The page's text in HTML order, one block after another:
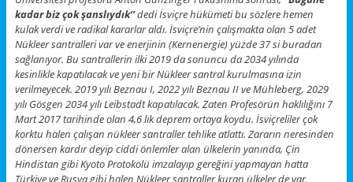
kadar biz çok şanslıydık’’dedi İsviçre hükümeti bu sözlere hemen
kulak verdi ve radikal kararlar aldı. İsviçre’nin çalışmakta olan 5 adet
Nükleer santralleri var ve enerjinin (Kernenergie) yüzde 37 si buradan
sağlanıyor. Bu santrallerin ilki 2019 da sonuncu da 2034 yılında
kesinlikle kapatılacak ve yeni bir Nükleer santral kurulmasına izin
verilmeyecek. 2019 yılı Beznau I, 2022 yılı Beznau II ve Mühleberg, 2029
yılı Gösgen 2034 yılı Leibstadt kapatılacak. Zaten Profesörün haklılığını 7
Mart 2017 tarihinde olan 4,6 lık deprem ortaya koydu. İsviçreliler çok
korktu halen çalışan nükleer santraller tehlike atlattı. Zararın neresinden
dönersen kardır deyip ciddi önlemler alan ülkelerin yanında, Çin
Hindistan gibi Kyoto Protokolü imzalayıp gereğini yapmayan hatta
Türkiye ve Rusya gibi halen Nükleer santraller kuran ülkeler de var.